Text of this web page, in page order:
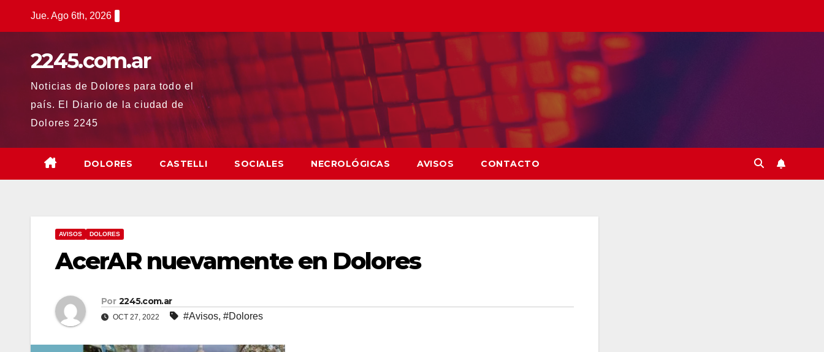
Jue. Ago 6th, 2026
2245.com.ar
Noticias de Dolores para todo el
país. El Diario de la ciudad de
Dolores 2245
DOLORES CASTELLI SOCIALES NECROLÓGICAS AVISOS CONTACTO
AVISOS DOLORES
AcerAR nuevamente en Dolores
Por 2245.com.ar
OCT 27, 2022 #Avisos, #Dolores